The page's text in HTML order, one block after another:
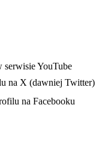
serwisie YouTube
na X (dawniej Twitter)
na Facebooku